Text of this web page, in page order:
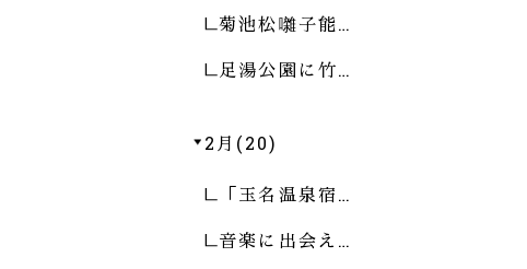
菊池松囃子能…
足湯公園に竹…
2月(20)
「玉名温泉宿…
音楽に出会え…